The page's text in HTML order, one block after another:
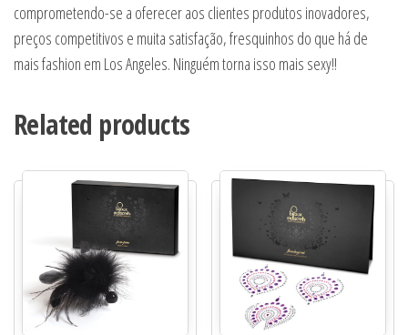
comprometendo-se a oferecer aos clientes produtos inovadores,
preços competitivos e muita satisfação, fresquinhos do que há de
mais fashion em Los Angeles. Ninguém torna isso mais sexy!!
Related products